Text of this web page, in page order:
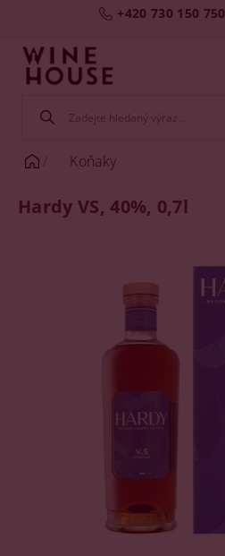
+420 730 150 750
Koňaky
Hardy VS, 40%, 0,7l